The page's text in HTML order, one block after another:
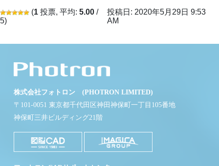
(1 投票, 平均: 5.00 /
5)
投稿日: 2020年5月29日 9:53
AM
株式会社フォトロン (PHOTRON LIMITED)
〒101-0051 東京都千代田区神田神保町一丁目105番地
神保町三井ビルディング21階